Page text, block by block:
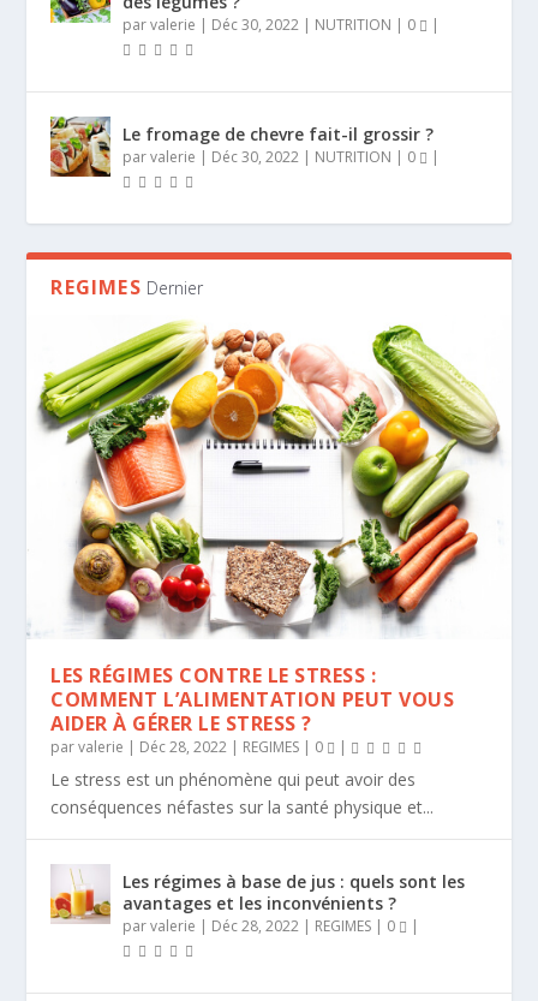
parvalerie Déc 30, 2022 NUTRITION 0
Le fromage de chevre fait-il grossir ?
parvalerie Déc 30, 2022 NUTRITION 0
REGIMES Dernier
LES RÉGIMES CONTRE LE STRESS :
COMMENT L’ALIMENTATION PEUT VOUS
AIDER À GÉRER LE STRESS ?
parvalerie | Déc 28, 2022 | REGIMES | 0 |
Le stress est un phénomène qui peut avoir des
conséquences néfastes sur la santé physique et...
Les régimes à base de jus : quels sont les
avantages et les inconvénients ?
parvalerie | Déc 28, 2022 | REGIMES | 0 |